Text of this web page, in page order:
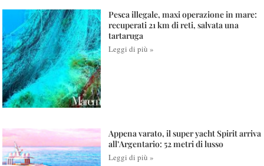
Pesca illegale, maxi operazione in mare:
recuperati 21 km di reti, salvata una
tartaruga
Leggi di più »
Appena varato, il super yacht Spirit arriva
all’Argentario: 52 metri di lusso
Leggi di più »